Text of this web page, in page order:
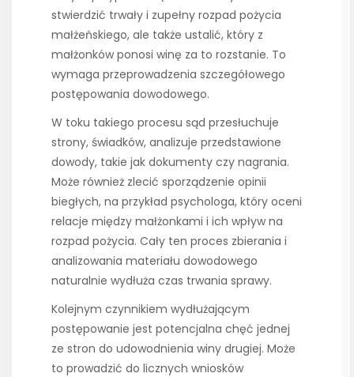
stwierdzić trwały i zupełny rozpad pożycia
małżeńskiego, ale także ustalić, który z
małżonków ponosi winę za to rozstanie. To
wymaga przeprowadzenia szczegółowego
postępowania dowodowego.
W toku takiego procesu sąd przesłuchuje
strony, świadków, analizuje przedstawione
dowody, takie jak dokumenty czy nagrania.
Może również zlecić sporządzenie opinii
biegłych, na przykład psychologa, który oceni
relacje między małżonkami i ich wpływ na
rozpad pożycia. Cały ten proces zbierania i
analizowania materiału dowodowego
naturalnie wydłuża czas trwania sprawy.
Kolejnym czynnikiem wydłużającym
postępowanie jest potencjalna chęć jednej
ze stron do udowodnienia winy drugiej. Może
to prowadzić do licznych wniosków